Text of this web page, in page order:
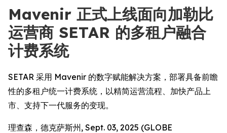
Mavenir 正式上线面向加勒比
运营商 SETAR 的多租户融合
计费系统
SETAR 采用 Mavenir 的数字赋能解决方案，部署具备前瞻
性的多租户统一计费系统，以精简运营流程、加快产品上
市、支持下一代服务的变现。
理查森，德克萨斯州, Sept. 03, 2025 (GLOBE